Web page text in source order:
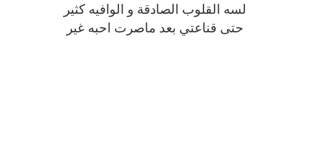
لسه القلوب الصادقة و الوافيه كثير
حتى قناعتي بعد ماصرت احبه غير